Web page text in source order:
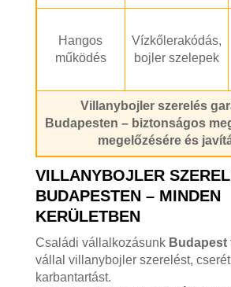
Hangos
működés
Vízkőlerakódás,
bojler szelepek
Villanybojler szerelés
Budapesten – biztonságos
megelőzésére és
VILLANYBOJLER
BUDAPESTEN – MINDEN
KERÜLETBEN
Családi vállalkozásunk Budapest
vállal villanybojler szerelést,
karbantartást.